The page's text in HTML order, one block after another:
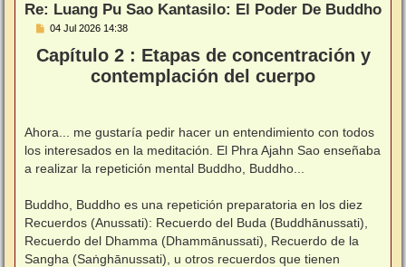
Re: Luang Pu Sao Kantasilo: El Poder De Buddho
M
n
s
04 Jul 2026 14:38
Capítulo 2 : Etapas de concentración y
contemplación del cuerpo
Ahora... me gustaría pedir hacer un entendimiento con todos
los interesados en la meditación. El Phra Ajahn Sao enseñaba
a realizar la repetición mental Buddho, Buddho...
Buddho, Buddho es una repetición preparatoria en los diez
Recuerdos (Anussati): Recuerdo del Buda (Buddhānussati),
Recuerdo del Dhamma (Dhammānussati), Recuerdo de la
Sangha (Saṅghānussati), u otros recuerdos que tienen